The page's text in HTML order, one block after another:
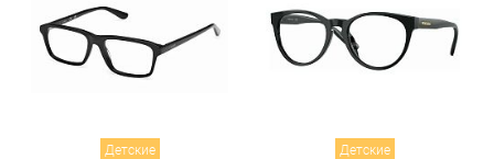
Детские Детские